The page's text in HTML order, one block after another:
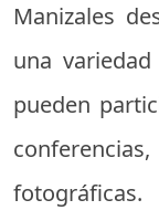
Manizales
una
pueden